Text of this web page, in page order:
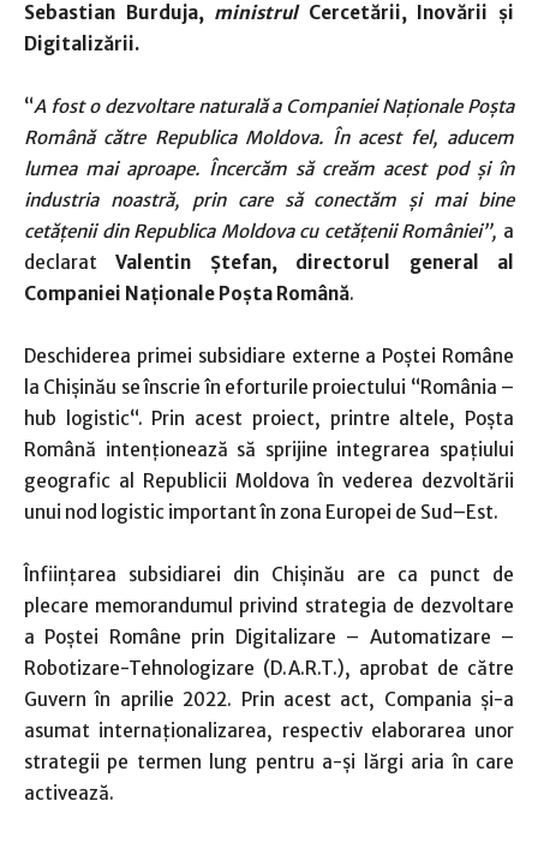
Sebastian Burduja, ministrulCercetării, Inovării și
Digitalizării.
“A fost o dezvoltare naturală a Companiei Naționale Poșta
Română către Republica Moldova. În acest fel, aducem
lumea mai aproape. Încercăm să creăm acest pod și în
industria noastră, prin care să conectăm și mai bine
cetățenii din Republica Moldova cu cetățenii României”, a
declaratValentin Ștefan, directorul general al
Companiei Naționale Poșta Română.
Deschiderea primei subsidiare externe a Poștei Române
la Chișinău se înscrie în eforturile proiectului “România –
hub logistic“. Prin acest proiect, printre altele, Poșta
Română intenționează să sprijine integrarea spațiului
geografic al Republicii Moldova în vederea dezvoltării
unui nod logistic important în zona Europei de Sud–Est.
Înființarea subsidiarei din Chișinău are ca punct de
plecare memorandumul privind strategia de dezvoltare
a Poștei Române prin Digitalizare – Automatizare –
Robotizare-Tehnologizare (D.A.R.T.), aprobat de către
Guvern în aprilie 2022. Prin acest act, Compania și-a
asumat internaționalizarea, respectiv elaborarea unor
strategii pe termen lung pentru a-și lărgi aria în care
activează.